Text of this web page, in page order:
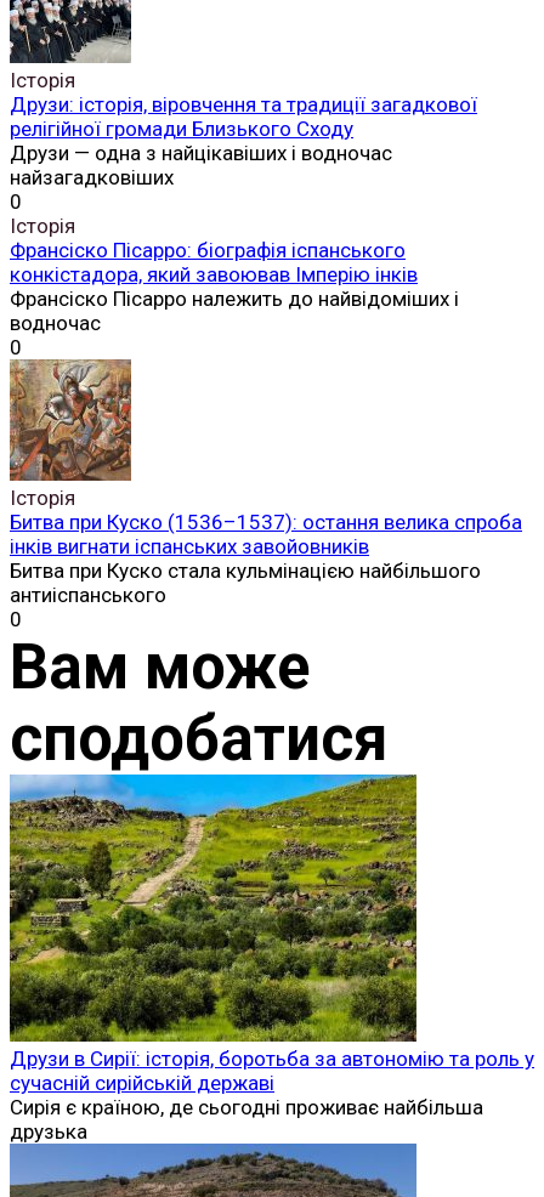
Історія
Друзи: історія, віровчення та традиції загадкової
релігійної громади Близького Сходу
Друзи — одна з найцікавіших і водночас
найзагадковіших
0
Історія
Франсіско Пісарро: біографія іспанського
конкістадора, який завоював Імперію інків
Франсіско Пісарро належить до найвідоміших і
водночас
0
Історія
Битва при Куско (1536–1537): остання велика спроба
інків вигнати іспанських завойовників
Битва при Куско стала кульмінацією найбільшого
антиіспанського
0
Вам може
сподобатися
Друзи в Сирії: історія, боротьба за автономію та роль у
сучасній сирійській державі
Сирія є країною, де сьогодні проживає найбільша
друзька